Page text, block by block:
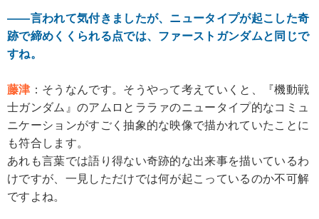
――言われて気付きましたが、ニュータイプが起こした奇
跡で締めくくられる点では、ファーストガンダムと同じで
すね。
藤津 ：そうなんです。そうやって考えていくと、『機動戦
士ガンダム』のアムロとララァのニュータイプ的なコミュ
ニケーションがすごく抽象的な映像で描かれていたことに
も符合します。
あれも言葉では語り得ない奇跡的な出来事を描いているわ
けですが、一見しただけでは何が起こっているのか不可解
ですよね。